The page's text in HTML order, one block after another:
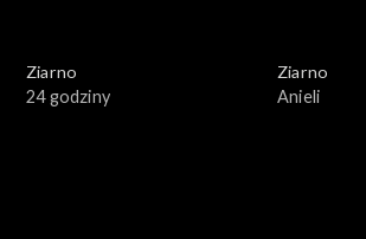
Ziarno
24 godziny
Ziarno
Anieli